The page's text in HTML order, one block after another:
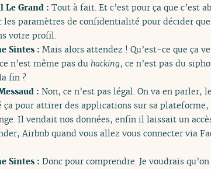
Le Grand : Tout à fait. Et c’est pour ça que c’est
les paramètres de confidentialité pour décider
votre profil.
Sintes : Mais alors attendez ! Qu’est-ce que ça
n’est même pas du hacking, ce n’est pas du
fin ?
: Non, ce n’est pas légal. On va en parler,
ça pour attirer des applications sur sa
Il vendait nos données, enfin il laissait un
Airbnb quand vous allez vous connecter via
Sintes : Donc pour comprendre. Je voudrais